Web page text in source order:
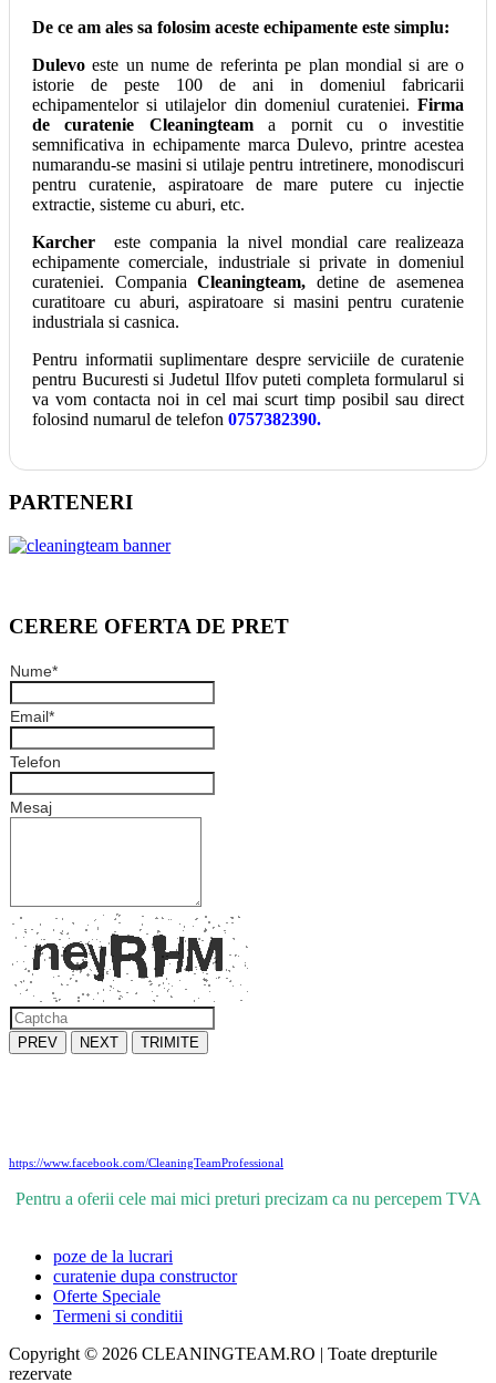
De ce am ales sa folosim aceste echipamente este simplu:
Dulevo este un nume de referinta pe plan mondial si are o
istorie de peste 100 de ani in domeniul fabricarii
echipamentelor si utilajelor din domeniul curateniei. Firma
de curatenie Cleaningteama pornit cu o investitie
semnificativa in echipamente marca Dulevo, printre acestea
numarandu-se masini si utilaje pentru intretinere, monodiscuri
pentru curatenie, aspiratoare de mare putere cu injectie
extractie, sisteme cu aburi, etc.
Karcher este compania la nivel mondial care realizeaza
echipamente comerciale, industriale si private in domeniul
curateniei. Compania Cleaningteam, detine de asemenea
curatitoare cu aburi, aspiratoare si masini pentru curatenie
industriala si casnica.
Pentru informatii suplimentare despre serviciile de curatenie
pentru Bucuresti si Judetul Ilfov puteti completa formularul si
va vom contacta noi in cel mai scurt timp posibil sau direct
folosind numarul de telefon 0757382390.
PARTENERI
CERERE OFERTA DE PRET
Nume*
Email*
Telefon
Mesaj
PREV NEXT TRIMITE
https://www.facebook.com/CleaningTeamProfessional
Pentru a oferii cele mai mici preturi precizam ca nu percepem TVA
poze de la lucrari
curatenie dupa constructor
Oferte Speciale
Termeni si conditii
Copyright © 2026 CLEANINGTEAM.RO | Toate drepturile
rezervate